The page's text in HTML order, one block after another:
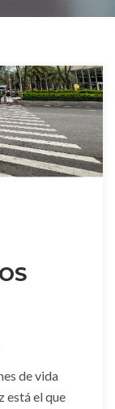
de vida
está el que